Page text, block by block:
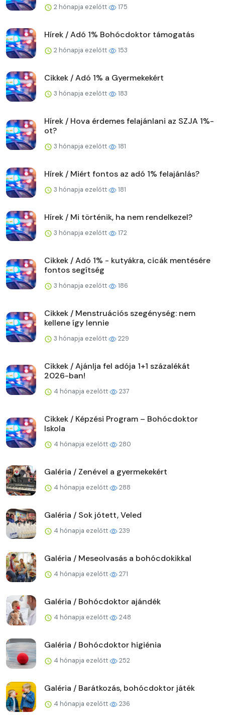
2 hónapja ezelőtt 175
Hírek / Adó 1% Bohócdoktor támogatás
2 hónapja ezelőtt 153
Cikkek / Adó 1% a Gyermekekért
3 hónapja ezelőtt 183
Hírek / Hova érdemes felajánlani az SZJA 1%-
ot?
3 hónapja ezelőtt 181
Hírek / Miért fontos az adó 1% felajánlás?
3 hónapja ezelőtt 181
Hírek / Mi történik, ha nem rendelkezel?
3 hónapja ezelőtt 172
Cikkek / Adó 1% - kutyákra, cicák mentésére
fontos segítség
3 hónapja ezelőtt 186
Cikkek / Menstruációs szegénység: nem
kellene így lennie
3 hónapja ezelőtt 229
Cikkek / Ajánlja fel adója 1+1 százalékát
2026-ban!
4 hónapja ezelőtt 237
Cikkek / Képzési Program – Bohócdoktor
Iskola
4 hónapja ezelőtt 280
Galéria / Zenével a gyermekekért
4 hónapja ezelőtt 288
Galéria / Sok jótett, Veled
4 hónapja ezelőtt 239
Galéria / Meseolvasás a bohócdokikkal
4 hónapja ezelőtt 271
Galéria / Bohócdoktor ajándék
4 hónapja ezelőtt 248
Galéria / Bohócdoktor higiénia
4 hónapja ezelőtt 252
Galéria / Barátkozás, bohócdoktor játék
4 hónapja ezelőtt 236